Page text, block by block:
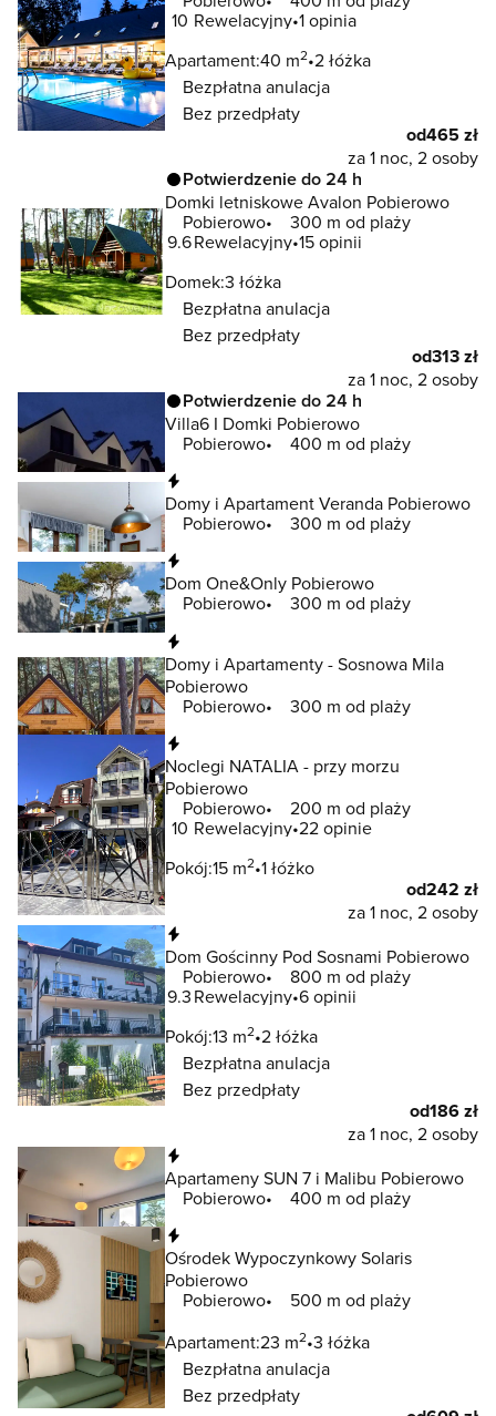
10 Rewelacyjny 1 opinia
Apartament:40 m2 2 łóżka
Bezpłatna anulacja
Bez przedpłaty
od465 zł
za 1 noc, 2 osoby
Potwierdzenie do 24 h
Domki letniskowe Avalon Pobierowo
Pobierowo
300 m od plaży
9.6Rewelacyjny 15 opinii
Domek:3 łóżka
Bezpłatna anulacja
Bez przedpłaty
od313 zł
za 1 noc, 2 osoby
Potwierdzenie do 24 h
Villa6 I Domki Pobierowo
Pobierowo
400 m od plaży
Domy i Apartament Veranda Pobierowo
Pobierowo
300 m od plaży
Dom One&Only Pobierowo
Pobierowo
300 m od plaży
Domy i Apartamenty - Sosnowa Mila
Pobierowo
Pobierowo
300 m od plaży
Noclegi NATALIA - przy morzu
Pobierowo
Pobierowo
200 m od plaży
10 Rewelacyjny 22 opinie
Pokój:15 m2 1 łóżko
od242 zł
za 1 noc, 2 osoby
Dom Gościnny Pod Sosnami Pobierowo
Pobierowo
800 m od plaży
9.3Rewelacyjny 6 opinii
Pokój:13 m2 2 łóżka
Bezpłatna anulacja
Bez przedpłaty
od186 zł
za 1 noc, 2 osoby
Apartameny SUN 7 i Malibu Pobierowo
Pobierowo
400 m od plaży
Ośrodek Wypoczynkowy Solaris
Pobierowo
Pobierowo
500 m od plaży
Apartament:23 m2 3 łóżka
Bezpłatna anulacja
Bez przedpłaty